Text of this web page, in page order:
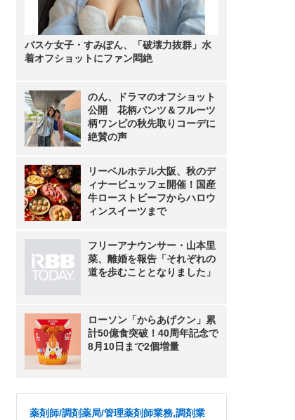
バスケ女子・すみぽん、「破壊力抜群」水
着オフショットにファン悶絶
のん、ドラマのオフショット
公開 花柄パンツ＆フルーツ
柄ワンピの秋先取りコーデに
絶賛の声
リーベルホテル大阪、秋のデ
ィナービュッフェ開催！国産
牛ローストビーフからハロウ
ィンスイーツまで
フリーアナウンサー・山本里
菜、離婚を報告「それぞれの
道を歩むこととなりました」
ローソン「からあげクン」累
計50億食突破！40周年記念で
8月10日まで2個増量
薬剤師/調剤薬局/管理薬剤師業務,調剤業